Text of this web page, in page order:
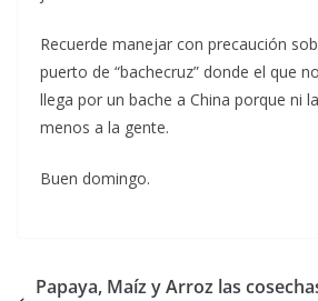
Recuerde manejar con precaución
puerto de “bachecruz” donde el que
llega por un bache a China porque ni
menos a la gente.
Buen domingo.
Papaya, Maíz y Arroz las